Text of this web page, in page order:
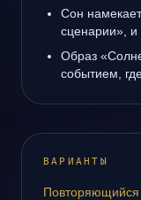
Сон
сценарии», и
Образ
событием,
ВАРИАНТЫ
Повторяющийся